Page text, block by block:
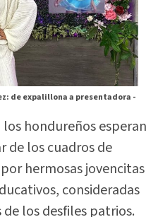
de expalillona a presentadora -
los hondureños esperan
de los cuadros de
hermosas jovencitas
consideradas
los desfiles patrios.